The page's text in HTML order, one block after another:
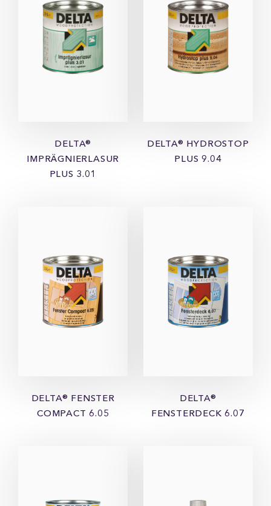
DELTA®
IMPRÄGNIERLASUR
PLUS 3.01
DELTA® HYDROSTOP
PLUS 9.04
DELTA® FENSTER
COMPACT 6.05
DELTA®
FENSTERDECK 6.07